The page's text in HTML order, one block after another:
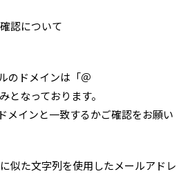
認について
のドメインは「＠
なっております。
メインと一致するかご確認をお願い
似た文字列を使用したメールアドレ